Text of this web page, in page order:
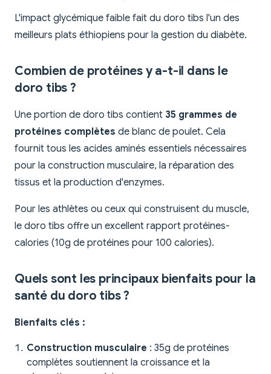
L'impact glycémique faible fait du doro tibs l'un des
meilleurs plats éthiopiens pour la gestion du diabète.
Combien de protéines y a-t-il dans le
doro tibs ?
Une portion de doro tibs contient 35 grammes de
protéines complètes de blanc de poulet. Cela
fournit tous les acides aminés essentiels nécessaires
pour la construction musculaire, la réparation des
tissus et la production d'enzymes.
Pour les athlètes ou ceux qui construisent du muscle,
le doro tibs offre un excellent rapport protéines-
calories (10g de protéines pour 100 calories).
Quels sont les principaux bienfaits pour la
santé du doro tibs ?
Bienfaits clés :
Construction musculaire : 35g de protéines
complètes soutiennent la croissance et la